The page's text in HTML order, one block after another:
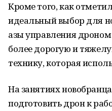
Кроме того, как
идеальный выбор для
азы управления
более дорогую и
технику, которая
На занятиях
подготовить дрон к